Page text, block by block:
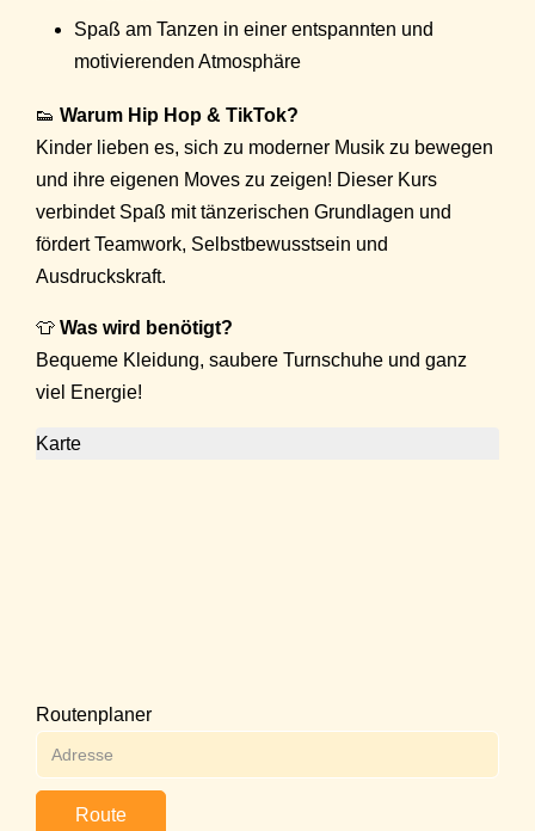
Spaß am Tanzen in einer entspannten und
motivierenden Atmosphäre
👟 Warum Hip Hop & TikTok?
Kinder lieben es, sich zu moderner Musik zu bewegen
und ihre eigenen Moves zu zeigen! Dieser Kurs
verbindet Spaß mit tänzerischen Grundlagen und
fördert Teamwork, Selbstbewusstsein und
Ausdruckskraft.
👕 Was wird benötigt?
Bequeme Kleidung, saubere Turnschuhe und ganz
viel Energie!
Karte
Routenplaner
Route